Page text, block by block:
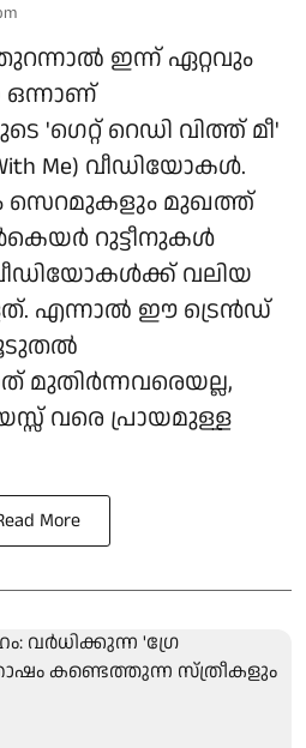
ഇന്ന് ഏറ്റവും
റെഡി വിത്ത് മീ'
With Me) വീഡിയോകൾ.
സെറമുകളും മുഖത്ത്
റുട്ടീനുകൾ
വലിയ
എന്നാൽ ഈ ട്രെൻഡ്
മുതിർന്നവരെയല്ല,
വരെ പ്രായമുള്ള
More